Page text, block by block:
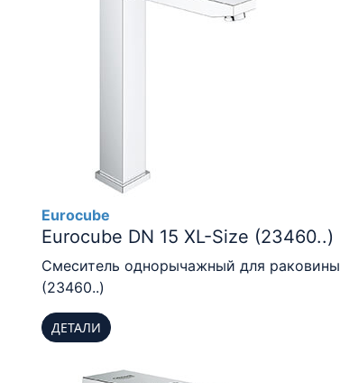
Eurocube
Eurocube DN 15 XL-Size (23460..)
Смеситель однорычажный для раковины
(23460..)
ДЕТАЛИ